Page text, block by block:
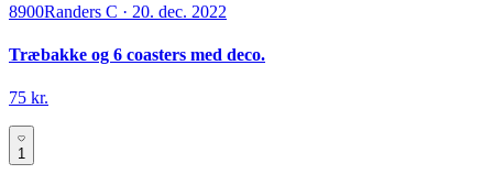
8900Randers C · 20. dec. 2022
Træbakke og 6 coasters med deco.
75 kr.
1